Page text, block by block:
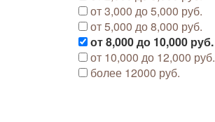
от 3,000 до 5,000 руб.
от 5,000 до 8,000 руб.
от 8,000 до 10,000 руб.
от 10,000 до 12,000 руб.
более 12000 руб.